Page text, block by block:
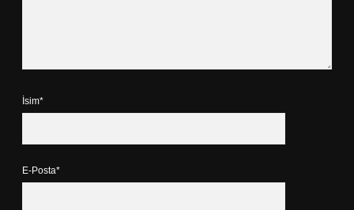
İsim*
E-Posta*